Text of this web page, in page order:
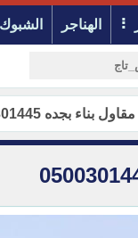
الهناجر الشبوك
مقاول بناء بجده 0500301445